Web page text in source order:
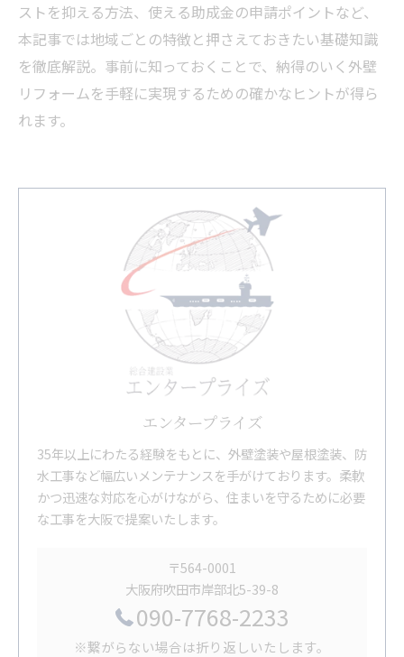
ストを抑える方法、使える助成金の申請ポイントなど、
本記事では地域ごとの特徴と押さえておきたい基礎知識
を徹底解説。事前に知っておくことで、納得のいく外壁
リフォームを手軽に実現するための確かなヒントが得ら
れます。
エンタープライズ
35年以上にわたる経験をもとに、外壁塗装や屋根塗装、防
水工事など幅広いメンテナンスを手がけております。柔軟
かつ迅速な対応を心がけながら、住まいを守るために必要
な工事を大阪で提案いたします。
〒564-0001
大阪府吹田市岸部北5-39-8
090-7768-2233
※繋がらない場合は折り返しいたします。